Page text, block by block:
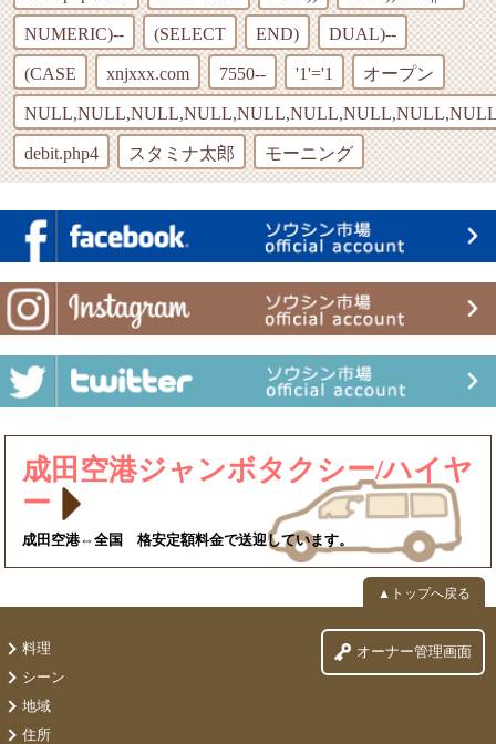
NUMERIC)-- (SELECT END) DUAL)--
(CASE xnjxxx.com 7550-- '1'='1 オープン
debit.php4 スタミナ太郎 モーニング
成田空港ジャンボタクシー/ハイヤ
ー
成田空港⇔全国 格安定額料金で送迎しています。
▲トップへ戻る
料理
シーン
地域
住所
オーナー管理画面